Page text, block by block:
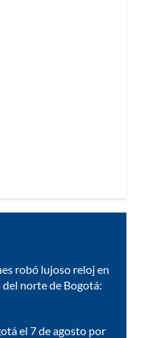
robó lujoso reloj en
norte de Bogotá:
el 7 de agosto por